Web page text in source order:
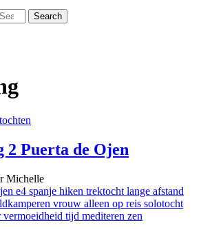
2 Puerta de Ojen
Michelle